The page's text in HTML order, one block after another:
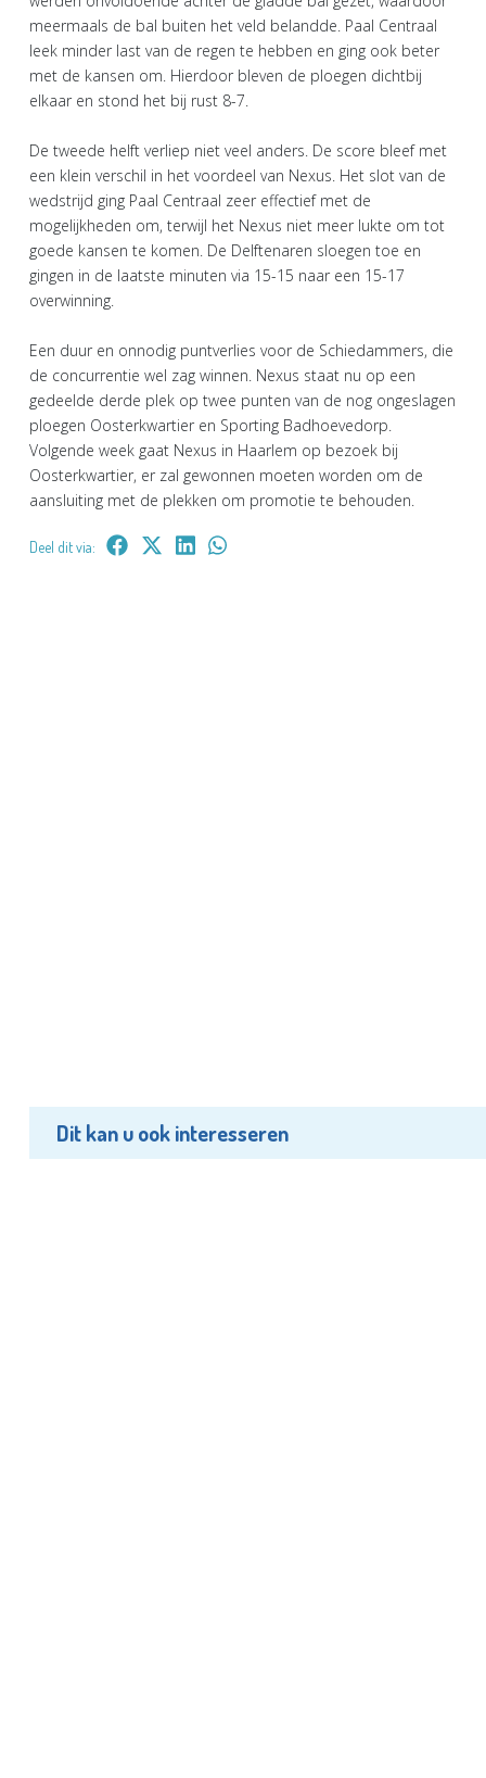
meermaals de bal buiten het veld belandde. Paal Centraal
leek minder last van de regen te hebben en ging ook beter
met de kansen om. Hierdoor bleven de ploegen dichtbij
elkaar en stond het bij rust 8-7.
De tweede helft verliep niet veel anders. De score bleef met
een klein verschil in het voordeel van Nexus. Het slot van de
wedstrijd ging Paal Centraal zeer effectief met de
mogelijkheden om, terwijl het Nexus niet meer lukte om tot
goede kansen te komen. De Delftenaren sloegen toe en
gingen in de laatste minuten via 15-15 naar een 15-17
overwinning.
Een duur en onnodig puntverlies voor de Schiedammers, die
de concurrentie wel zag winnen. Nexus staat nu op een
gedeelde derde plek op twee punten van de nog ongeslagen
ploegen Oosterkwartier en Sporting Badhoevedorp.
Volgende week gaat Nexus in Haarlem op bezoek bij
Oosterkwartier, er zal gewonnen moeten worden om de
aansluiting met de plekken om promotie te behouden.
Deel dit via:
Dit kan u ook interesseren